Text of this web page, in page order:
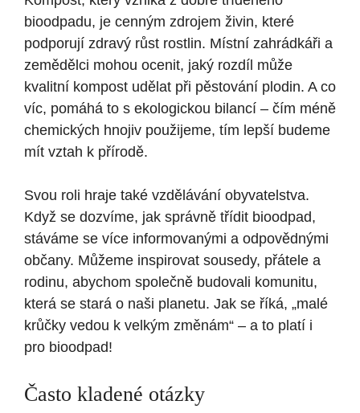
bioodpadu, je cenným zdrojem živin, které
podporují zdravý růst rostlin. Místní zahrádkáři a
zemědělci mohou ocenit, jaký rozdíl může
kvalitní kompost udělat při pěstování plodin. A co
víc, pomáhá to s ekologickou bilancí – čím méně
chemických hnojiv použijeme, tím lepší budeme
mít vztah k přírodě.
Svou roli hraje také vzdělávání obyvatelstva.
Když se dozvíme, jak správně třídit bioodpad,
stáváme se více informovanými a odpovědnými
občany. Můžeme inspirovat sousedy, přátele a
rodinu, abychom společně budovali komunitu,
která se stará o naši planetu. Jak se říká, „malé
krůčky vedou k velkým změnám“ – a to platí i
pro bioodpad!
Často kladené otázky